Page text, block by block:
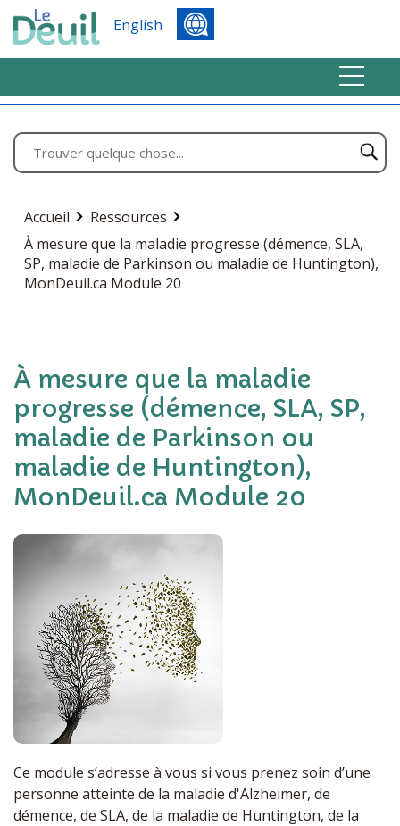
English
Accueil
Ressources
À mesure que la maladie progresse (démence, SLA,
SP, maladie de Parkinson ou maladie de Huntington),
MonDeuil.ca Module 20
À mesure que la maladie
progresse (démence, SLA, SP,
maladie de Parkinson ou
maladie de Huntington),
MonDeuil.ca Module 20
Ce module s’adresse à vous si vous prenez soin d’une
personne atteinte de la maladie d'Alzheimer, de
démence, de SLA, de la maladie de Huntington, de la